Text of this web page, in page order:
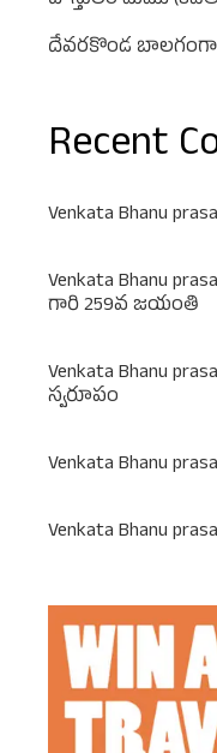
దేవరకొండ
Recent
Venkata Bhanu
Venkata Bhanu
గారి 259వ జయంతి
Venkata Bhanu
స్వరూపం
Venkata Bhanu
Venkata Bhanu